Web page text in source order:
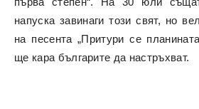
напуска завинаги този свят, но
на песента „Притури се
ще кара българите да настръхват.